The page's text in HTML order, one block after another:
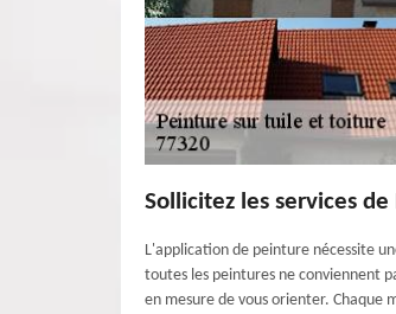
Sollicitez les services
L'application de peinture nécessite
toutes les peintures ne conviennent
en mesure de vous orienter. Chaque